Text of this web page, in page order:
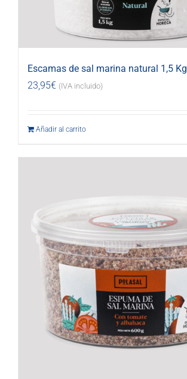
Escamas de sal marina natural 1,5 Kg
23,95€ (IVA incluido)
Añadir al carrito